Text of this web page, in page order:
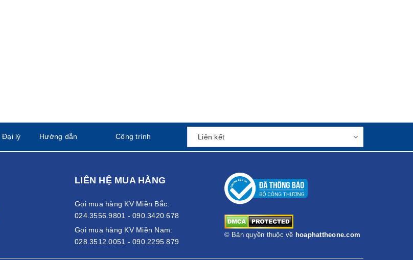
Đại lý Hướng dẫn Công trình
LIÊN HỆ MUA HÀNG
Gọi mua hàng KV Miền Bắc:
024.3556.9801 - 090.3420.678
Gọi mua hàng KV Miền Nam:
028.3512.0051 - 090.2295.879
© Bản quyền thuộc về hoaphattheone.com